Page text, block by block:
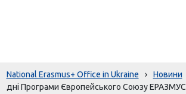
National Erasmus+ Office in Ukraine › Новини
дні Програми Європейського Союзу